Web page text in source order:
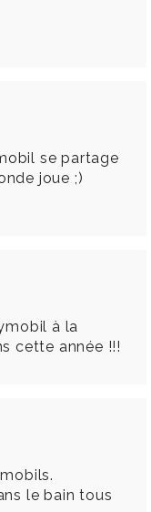
se partage
joue ;)
à la
cette année !!!
le bain tous